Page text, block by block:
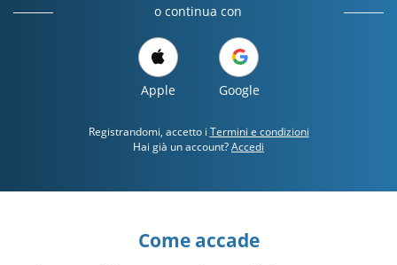
o continua con
Apple Google
Registrandomi, accetto i Termini e condizioni
Hai già un account?Accedi
Come accade